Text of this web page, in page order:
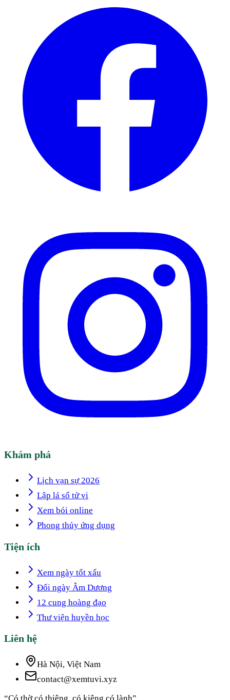
Khám phá
Lịch vạn sự 2026
Lập lá số tử vi
Xem bói online
Phong thủy ứng dụng
Tiện ích
Xem ngày tốt xấu
Đổi ngày Âm Dương
12 cung hoàng đạo
Thư viện huyền học
Liên hệ
Hà Nội, Việt Nam
contact@xemtuvi.xyz